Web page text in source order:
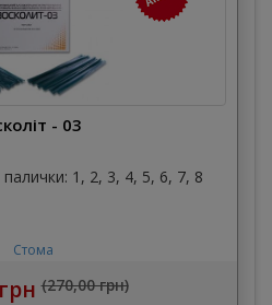
- 03
палички: 1, 2, 3, 4, 5, 6, 7, 8
Стома
(270,00 грн)